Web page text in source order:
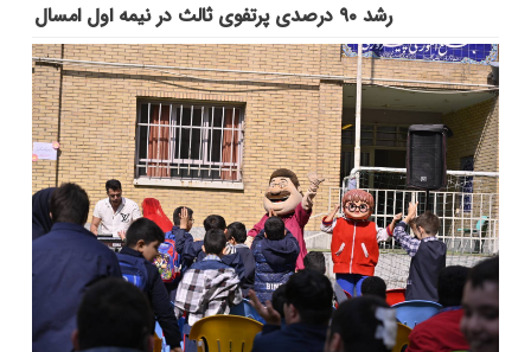
رشد ۹۰ درصدی پرتفوی ثالث در نیمه اول امسال